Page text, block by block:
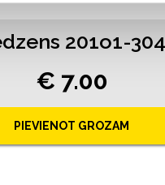
201o1-
€ 7.00
PIEVIENOT GROZAM